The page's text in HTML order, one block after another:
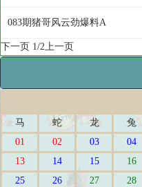
083期猪哥风云劲爆料A
下一页 1/2上一页
马
蛇 龙 兔
01
02 03 04
13
14 15 16
25
26 27 28